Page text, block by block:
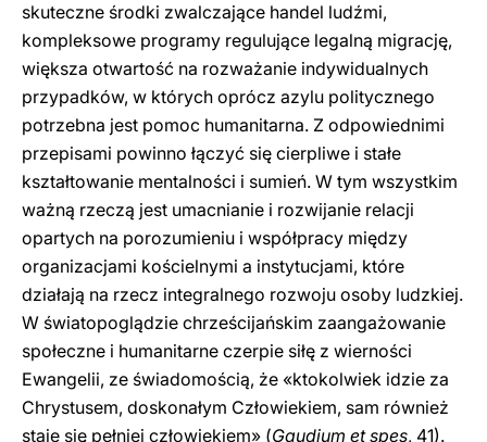
skuteczne środki zwalczające handel ludźmi,
kompleksowe programy regulujące legalną migrację,
większa otwartość na rozważanie indywidualnych
przypadków, w których oprócz azylu politycznego
potrzebna jest pomoc humanitarna. Z odpowiednimi
przepisami powinno łączyć się cierpliwe i stałe
kształtowanie mentalności i sumień. W tym wszystkim
ważną rzeczą jest umacnianie i rozwijanie relacji
opartych na porozumieniu i współpracy między
organizacjami kościelnymi a instytucjami, które
działają na rzecz integralnego rozwoju osoby ludzkiej.
W światopoglądzie chrześcijańskim zaangażowanie
społeczne i humanitarne czerpie siłę z wierności
Ewangelii, ze świadomością, że «ktokolwiek idzie za
Chrystusem, doskonałym Człowiekiem, sam również
staje się pełniej człowiekiem» (Gaudium et spes, 41).